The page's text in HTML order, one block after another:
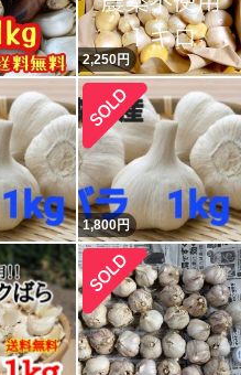
2,250円
1,800円